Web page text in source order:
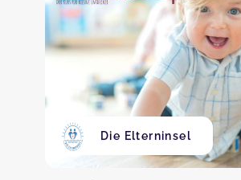
Die Elterninsel